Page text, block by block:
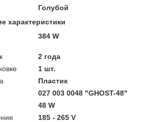
Голубой
характеристики
384 W
2 года
1 шт.
Пластик
027 003 0048 "GHOST-48"
48 W
185 - 265 V